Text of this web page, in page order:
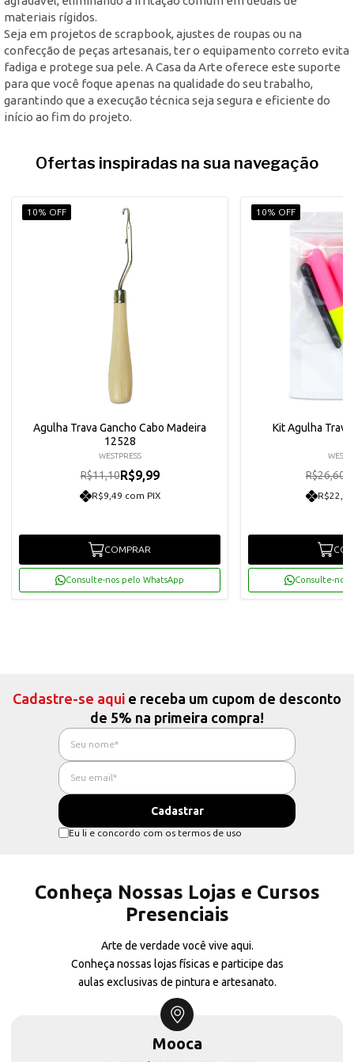
materiais rígidos.
Seja em projetos de scrapbook, ajustes de roupas ou na
confecção de peças artesanais, ter o equipamento correto evita
fadiga e protege sua pele. A Casa da Arte oferece este suporte
para que você foque apenas na qualidade do seu trabalho,
garantindo que a execução técnica seja segura e eficiente do
início ao fim do projeto.
Ofertas inspiradas na sua navegação
10% OFF
Agulha Trava Gancho Cabo Madeira
12528
WESTPRESS
R$11,10R$9,99
R$9,49 com PIX
COMPRAR
Consulte-nos pelo WhatsApp
10% OFF
Kit Agulha
R$26,60
Consulte-nos
Cadastre-se aqui e receba um cupom de desconto
de 5% na primeira compra!
Eu li e concordo com os termos de uso
Conheça Nossas Lojas e Cursos
Presenciais
Arte de verdade você vive aqui.
Conheça nossas lojas físicas e participe das
aulas exclusivas de pintura e artesanato.
Mooca